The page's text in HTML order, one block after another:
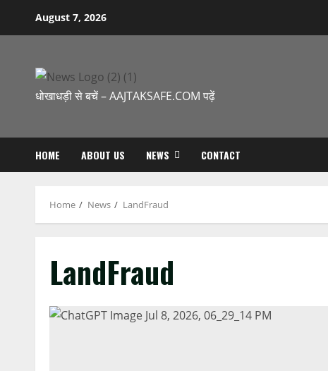
August 7, 2026
धोखाधड़ी से बचें – AAJTAKSAFE.COM पढ़ें
HOME ABOUT US NEWS CONTACT
Home News LandFraud
LandFraud